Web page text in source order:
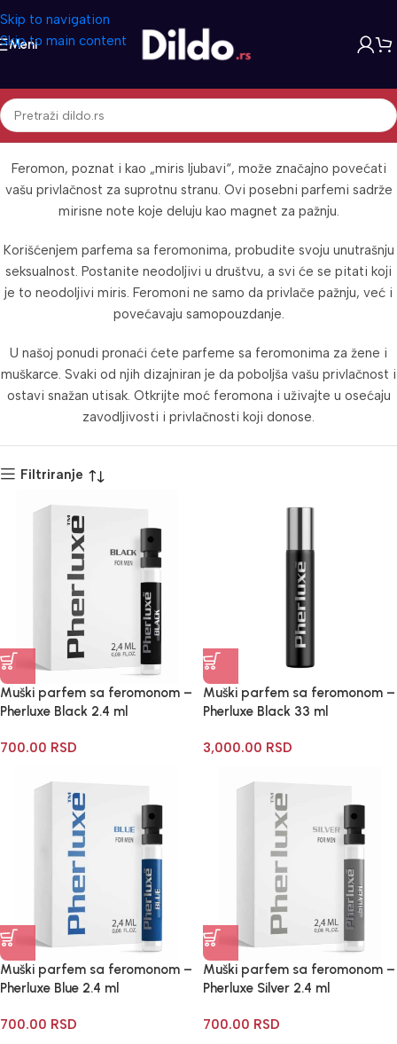
Skip to navigation
Skip to main content
Meni
Parfemi Sa Feromonima
Feromon, poznat i kao „miris ljubavi“, može značajno povećati
vašu privlačnost za suprotnu stranu. Ovi posebni parfemi sadrže
mirisne note koje deluju kao magnet za pažnju.
Korišćenjem parfema sa feromonima, probudite svoju unutrašnju
seksualnost. Postanite neodoljivi u društvu, a svi će se pitati koji
je to neodoljivi miris. Feromoni ne samo da privlače pažnju, već i
povećavaju samopouzdanje.
U našoj ponudi pronaći ćete parfeme sa feromonima za žene i
muškarce. Svaki od njih dizajniran je da poboljša vašu privlačnost i
ostavi snažan utisak. Otkrijte moć feromona i uživajte u osećaju
zavodljivosti i privlačnosti koji donose.
Filtriranje
Muški parfem sa feromonom –
Pherluxe Black 2.4 ml
700.00 RSD
Muški parfem sa feromonom –
Pherluxe Black 33 ml
3,000.00 RSD
Muški parfem sa feromonom –
Pherluxe Blue 2.4 ml
700.00 RSD
Muški parfem sa feromonom –
Pherluxe Silver 2.4 ml
700.00 RSD